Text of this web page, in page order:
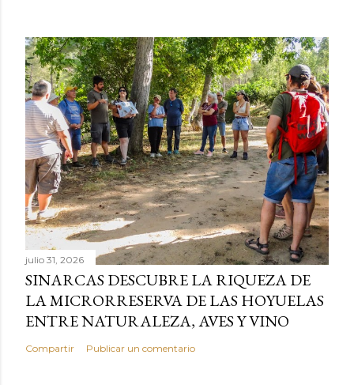
julio 31, 2026
SINARCAS DESCUBRE LA RIQUEZA DE
LA MICRORRESERVA DE LAS HOYUELAS
ENTRE NATURALEZA, AVES Y VINO
Compartir Publicar un comentario